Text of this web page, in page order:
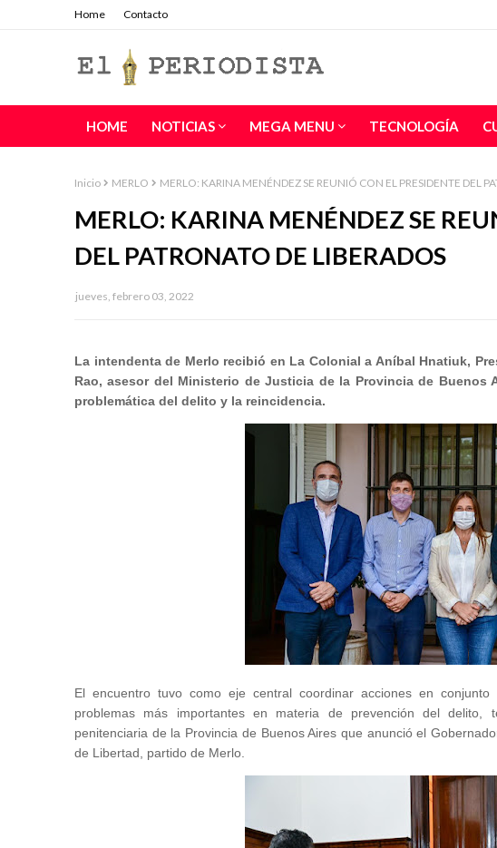
Home Contacto
HOME NOTICIAS MEGA MENU TECNOLOGÍA
Inicio MERLO MERLO: KARINA MENÉNDEZ SE REUNIÓ CON EL PRESIDENTE DEL
MERLO: KARINA MENÉNDEZ SE
DEL PATRONATO DE LIBERADOS
jueves, febrero 03, 2022
La intendenta de Merlo recibió en La Colonial a Aníbal Hnatiuk,
Rao, asesor del Ministerio de Justicia de la Provincia de
problemática del delito y la reincidencia.
El encuentro tuvo como eje central coordinar acciones en
problemas más importantes en materia de prevención del delito,
penitenciaria de la Provincia de Buenos Aires que anunció el
de Libertad, partido de Merlo.